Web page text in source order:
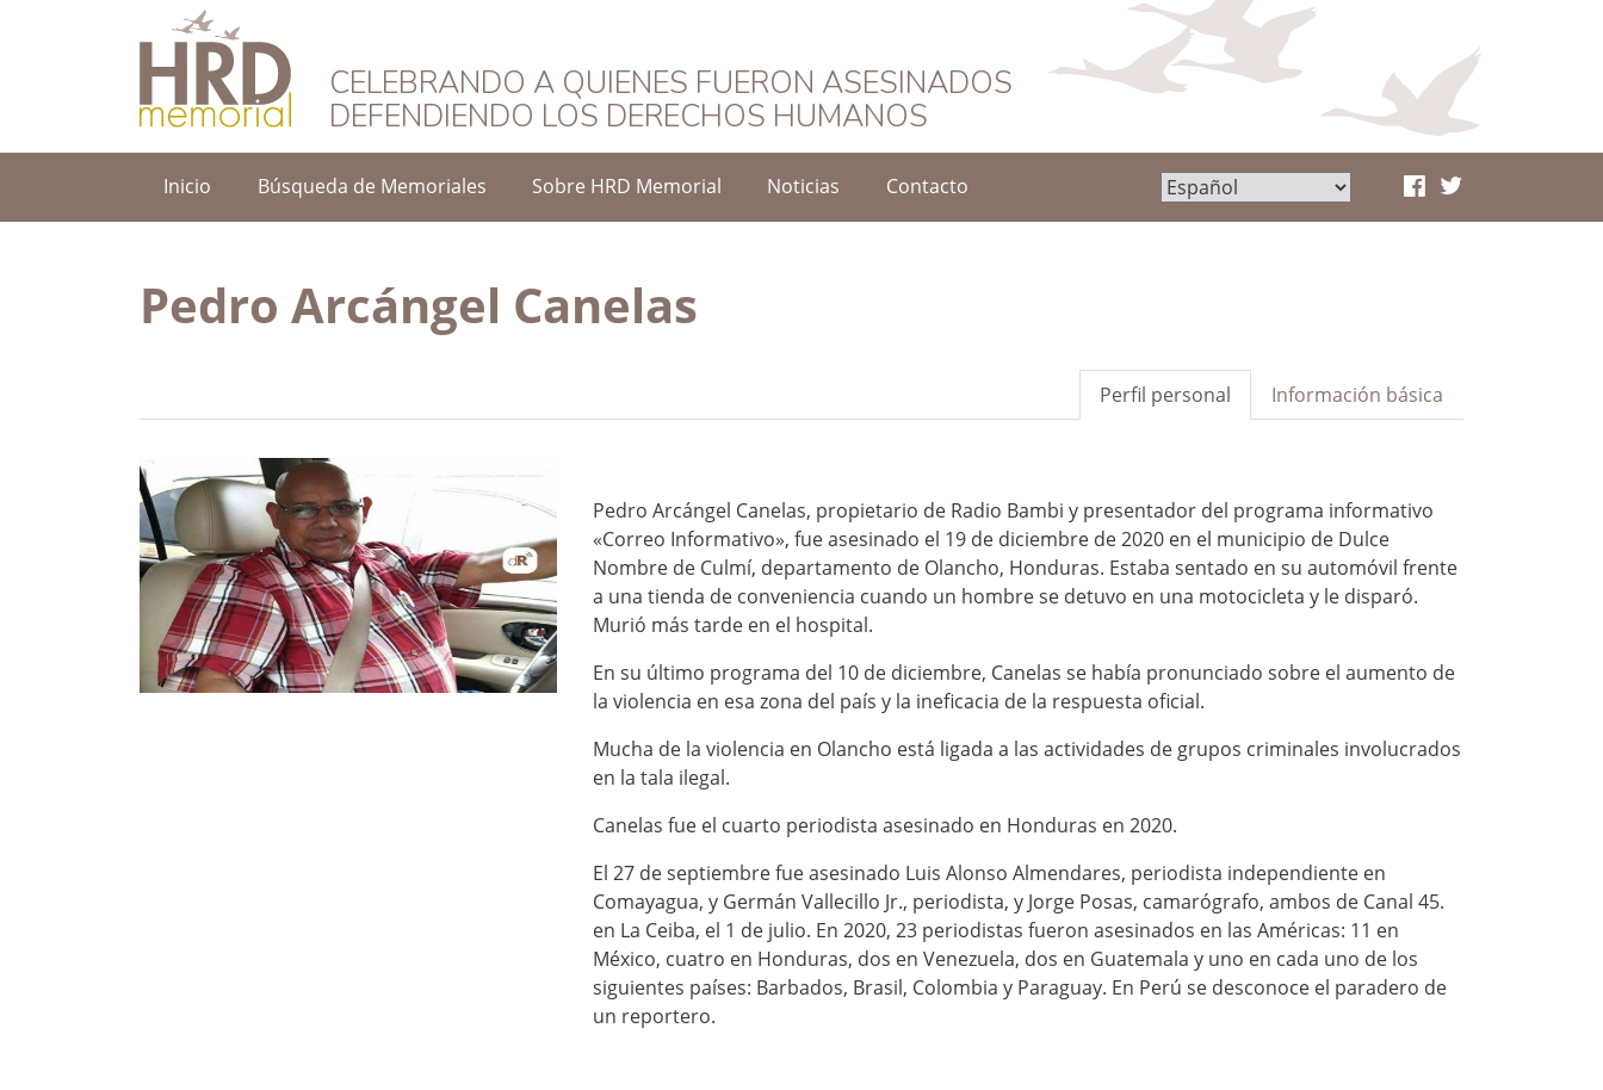
HRD Memorial – Español
CELEBRANDO A QUIENES FUERON ASESINADOS
DEFENDIENDO LOS DERECHOS HUMANOS
Inicio Búsqueda de Memoriales Sobre HRD Memorial Noticias Contacto
Pedro Arcángel Canelas
Información básica
Perfil personal
Pedro Arcángel Canelas, propietario de Radio Bambi y presentador del programa informativo
«Correo Informativo», fue asesinado el 19 de diciembre de 2020 en el municipio de Dulce
Nombre de Culmí, departamento de Olancho, Honduras. Estaba sentado en su automóvil frente
a una tienda de conveniencia cuando un hombre se detuvo en una motocicleta y le disparó.
Murió más tarde en el hospital.
En su último programa del 10 de diciembre, Canelas se había pronunciado sobre el aumento de
la violencia en esa zona del país y la ineficacia de la respuesta oficial.
Mucha de la violencia en Olancho está ligada a las actividades de grupos criminales involucrados
en la tala ilegal.
Canelas fue el cuarto periodista asesinado en Honduras en 2020.
El 27 de septiembre fue asesinado Luis Alonso Almendares, periodista independiente en
Comayagua, y Germán Vallecillo Jr., periodista, y Jorge Posas, camarógrafo, ambos de Canal 45.
en La Ceiba, el 1 de julio. En 2020, 23 periodistas fueron asesinados en las Américas: 11 en
México, cuatro en Honduras, dos en Venezuela, dos en Guatemala y uno en cada uno de los
siguientes países: Barbados, Brasil, Colombia y Paraguay. En Perú se desconoce el paradero de
un reportero.